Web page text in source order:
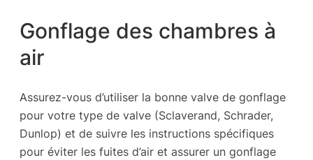
Gonflage des chambres à
air
Assurez-vous d’utiliser la bonne valve de gonflage
pour votre type de valve (Sclaverand, Schrader,
Dunlop) et de suivre les instructions spécifiques
pour éviter les fuites d’air et assurer un gonflage